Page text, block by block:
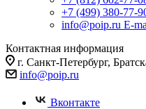
+7 (499) 380-77-
info@poip.ru E-
Контактная информация
г. Санкт-Петербург,
info@poip.ru
Вконтакте